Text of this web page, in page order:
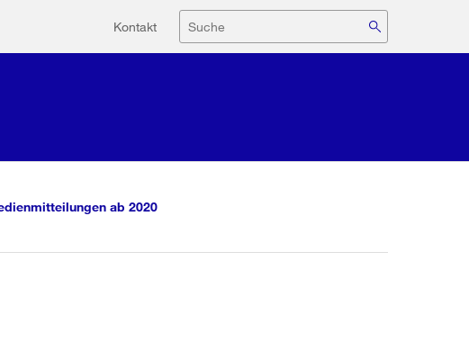
Hilfsnavigation
Kontakt Suche
ab 2020